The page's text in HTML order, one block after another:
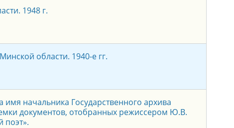
1948 г.
области. 1940-е гг.
начальника Государственного архива
документов, отобранных режиссером Ю.В.
поэт».